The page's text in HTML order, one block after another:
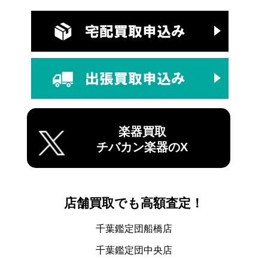
楽器買取
チバカン楽器のX
店舗買取でも高額査定！
千葉鑑定団船橋店
千葉鑑定団中央店